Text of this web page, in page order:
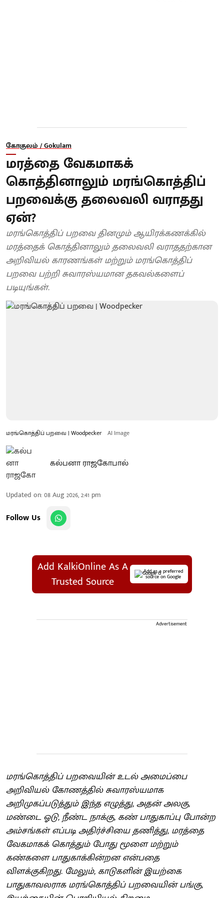
கோகுலம் / Gokulam
மரத்தை வேகமாகக்
கொத்தினாலும் மரங்கொத்திப்
பறவைக்கு தலைவலி வராதது
ஏன்?
மரங்கொத்திப் பறவை தினமும் ஆயிரக்கணக்கில்
மரத்தைக் கொத்தினாலும் தலைவலி வராததற்கான
அறிவியல் காரணங்கள் மற்றும் மரங்கொத்திப்
பறவை பற்றி சுவாரஸ்யமான தகவல்களைப்
படியுங்கள்.
மரங்கொத்திப் பறவை | Woodpecker AI Image
கல்பனா ராஜகோபால்
Updated on:08 Aug 2026, 2:41 pm
Follow Us
Add KalkiOnline As A
Trusted Source
Add as a preferred
source on Google
Advertisement
மரங்கொத்திப் பறவையின் உடல் அமைப்பை
அறிவியல் கோணத்தில் சுவாரஸ்யமாக
அறிமுகப்படுத்தும் இந்த எழுத்து, அதன் அலகு,
மண்டை ஓடு, நீண்ட நாக்கு, கண் பாதுகாப்பு போன்ற
அம்சங்கள் எப்படி அதிர்ச்சியை தணித்து, மரத்தை
வேகமாகக் கொத்தும் போது மூளை மற்றும்
கண்களை பாதுகாக்கின்றன என்பதை
விளக்குகிறது. மேலும், காடுகளின் இயற்கை
பாதுகாவலராக மரங்கொத்திப் பறவையின் பங்கு,